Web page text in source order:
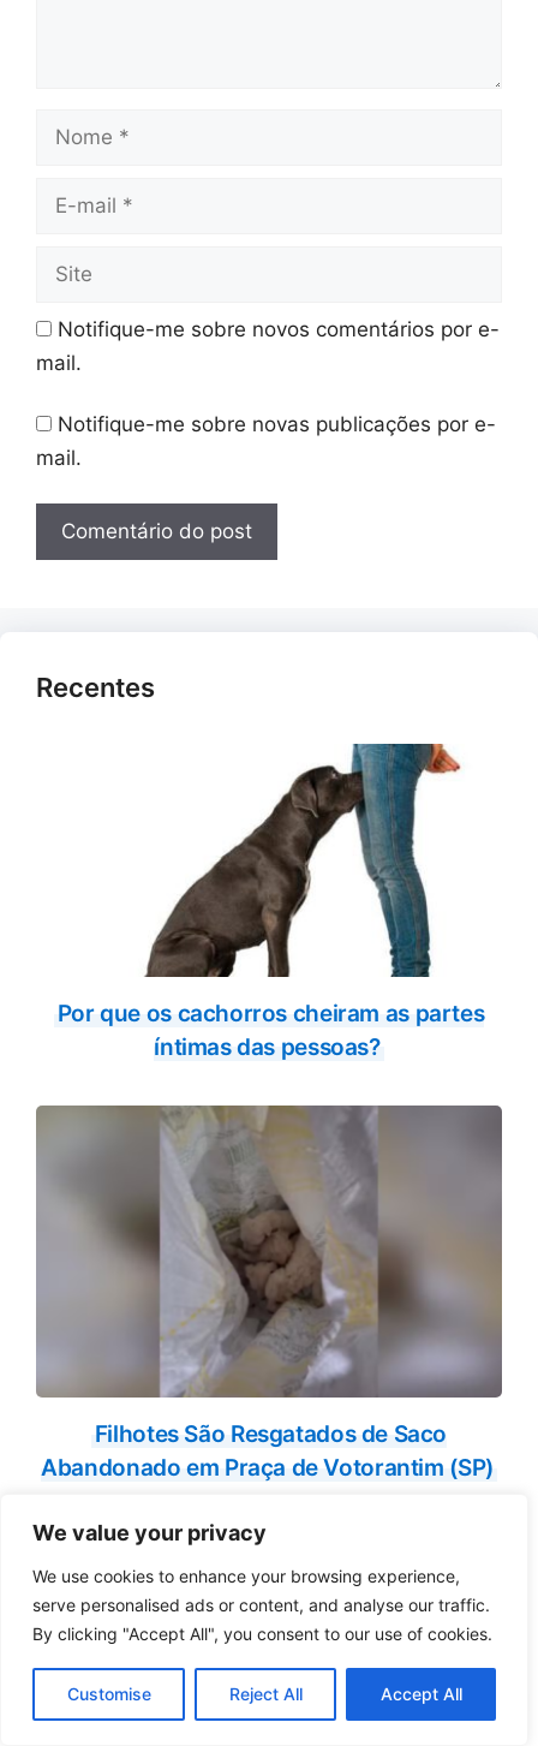
We value your privacy
We use cookies to enhance your browsing experience,
serve personalised ads or content, and analyse our traffic.
By clicking "Accept All", you consent to our use of cookies.
Customise Reject All Accept All
Nome
Site
Notifique-me sobre novos comentários por e-
mail.
Notifique-me sobre novas publicações por e-
mail.
Recentes
Por que os cachorros cheiram as partes
íntimas das pessoas?
Filhotes São Resgatados de Saco
Abandonado em Praça de Votorantim (SP)